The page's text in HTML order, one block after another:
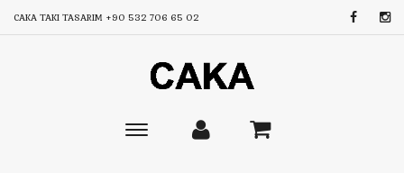
CAKA TAKI TASARIM +90 532 706 65 02
Toggle